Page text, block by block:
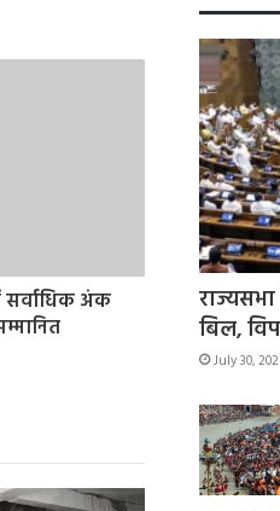
सर्वाधिक अंक
बिल,
July 30,